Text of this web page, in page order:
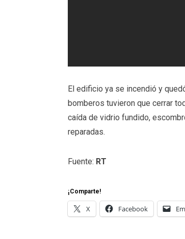
El edificio ya se incendió y
bomberos tuvieron que cerrar
caída de vidrio fundido,
reparadas.
Fuente: RT
¡Comparte!
X Facebook